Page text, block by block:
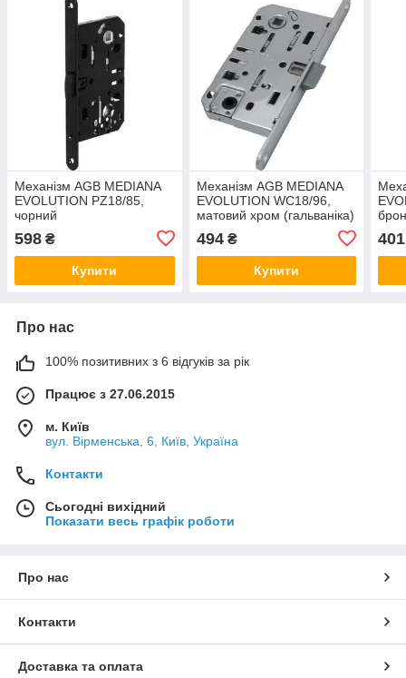
Механізм AGB MEDIANA
EVOLUTION PZ18/85,
чорний
598 ₴
Купити
Механізм AGB MEDIANA
EVOLUTION WC18/96,
матовий хром (гальваніка)
494₴
Купити
Про нас
100% позитивних з 6 відгуків за рік
Працює з 27.06.2015
м. Київ
вул. Вірменська, 6, Київ, Україна
Контакти
Сьогодні вихідний
Показати весь графік роботи
Про нас
Контакти
Доставка та оплата